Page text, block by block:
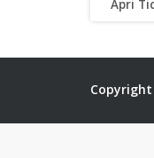
Apri
Copyright